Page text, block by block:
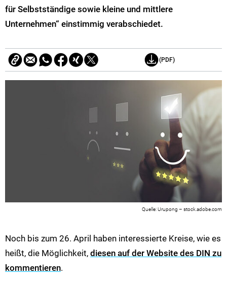
für Selbstständige sowie kleine und mittlere
Unternehmen“ einstimmig verabschiedet.
(PDF)
Urupong – stock.adobe.com
Noch bis zum 26. April haben interessierte Kreise, wie es
heißt, die Möglichkeit, diesen auf der Website des DIN zu
kommentieren.